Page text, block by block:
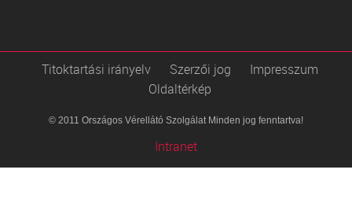
Titoktartási irányelv Szerzői jog
Impresszum
Oldaltérkép
© 2011 Országos Vérellátó Szolgálat Minden jog fenntartva!
Intranet